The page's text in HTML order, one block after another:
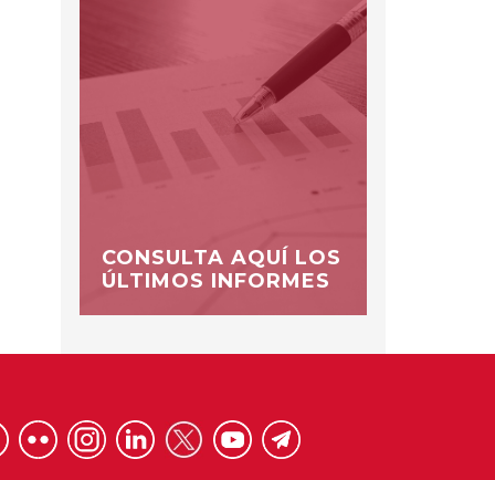
CONSULTA AQUÍ LOS
ÚLTIMOS INFORMES